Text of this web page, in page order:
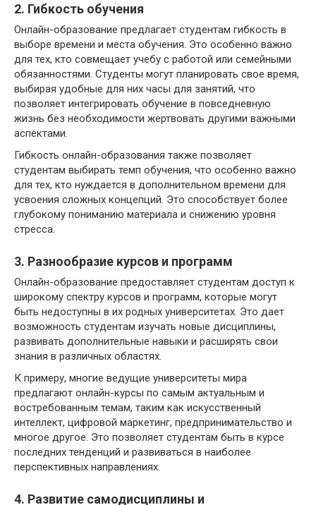
2. Гибкость обучения
Онлайн-образование предлагает студентам гибкость в
выборе времени и места обучения. Это особенно важно
для тех, кто совмещает учебу с работой или семейными
обязанностями. Студенты могут планировать свое время,
выбирая удобные для них часы для занятий, что
позволяет интегрировать обучение в повседневную
жизнь без необходимости жертвовать другими важными
аспектами.
Гибкость онлайн-образования также позволяет
студентам выбирать темп обучения, что особенно важно
для тех, кто нуждается в дополнительном времени для
усвоения сложных концепций. Это способствует более
глубокому пониманию материала и снижению уровня
стресса.
3. Разнообразие курсов и программ
Онлайн-образование предоставляет студентам доступ к
широкому спектру курсов и программ, которые могут
быть недоступны в их родных университетах. Это дает
возможность студентам изучать новые дисциплины,
развивать дополнительные навыки и расширять свои
знания в различных областях.
К примеру, многие ведущие университеты мира
предлагают онлайн-курсы по самым актуальным и
востребованным темам, таким как искусственный
интеллект, цифровой маркетинг, предпринимательство и
многое другое. Это позволяет студентам быть в курсе
последних тенденций и развиваться в наиболее
перспективных направлениях.
4. Развитие самодисциплины и